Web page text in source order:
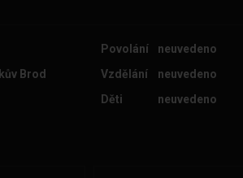
Brod
Povolání
neuvedeno
Vzdělání
neuvedeno
Děti
neuvedeno